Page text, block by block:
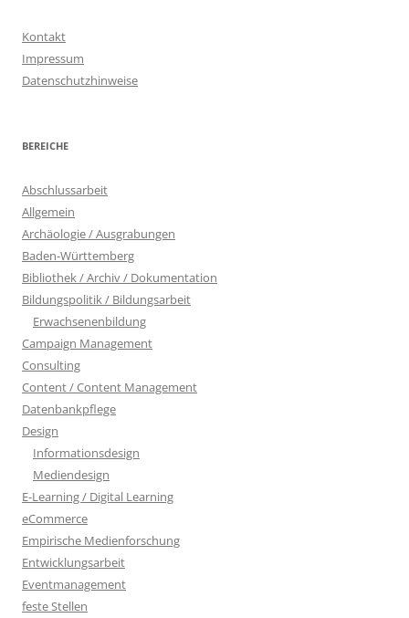
Kontakt
Impressum
Datenschutzhinweise
BEREICHE
Abschlussarbeit
Allgemein
Archäologie / Ausgrabungen
Baden-Württemberg
Bibliothek / Archiv / Dokumentation
Bildungspolitik / Bildungsarbeit
Erwachsenenbildung
Campaign Management
Consulting
Content / Content Management
Datenbankpflege
Design
Informationsdesign
Mediendesign
E-Learning / Digital Learning
eCommerce
Empirische Medienforschung
Entwicklungsarbeit
Eventmanagement
feste Stellen